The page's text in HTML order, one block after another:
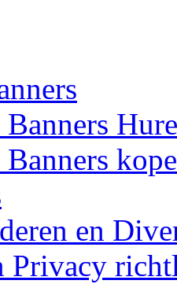
Banners
Banners
en
Privacy